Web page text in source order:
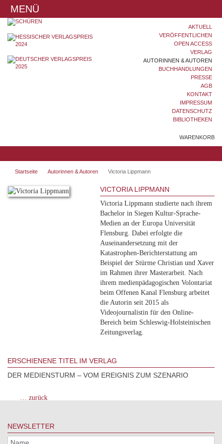
MENÜ
AKTUELL
VERÖFFENTLICHEN
OPEN ACCESS
VERLAG
AUTORINNEN & AUTOREN
BUCHHANDLUNGEN
PRESSE
AGB
KONTAKT
IMPRESSUM
DATENSCHUTZ
BIBLIOTHEKEN
WARENKORB
Startseite Autorinnen & Autoren Victoria Lippmann
VICTORIA LIPPMANN
Victoria Lippmann studierte nach ihrem
Bachelor in Siegen Kultur-Sprache-
Medien an der Europa Universität
Flensburg. Dabei erfolgte die
Auseinandersetzung mit der
Katastrophen-Berichterstattung am
Beispiel der Stürme Christian und Xaver
im Rahmen ihrer Masterarbeit. Nach
ihrem medienpädagogischen Volontariat
beim Offenen Kanal Flensburg arbeitet
die Autorin seit 2015 als
Videojournalistin für den Online-
Bereich beim Schleswig-Holsteinischen
Zeitungsverlag.
ERSCHIENENE TITEL IM VERLAG
DER MEDIENSTURM – VOM EREIGNIS ZUM SZENARIO
… zurück
NEWSLETTER